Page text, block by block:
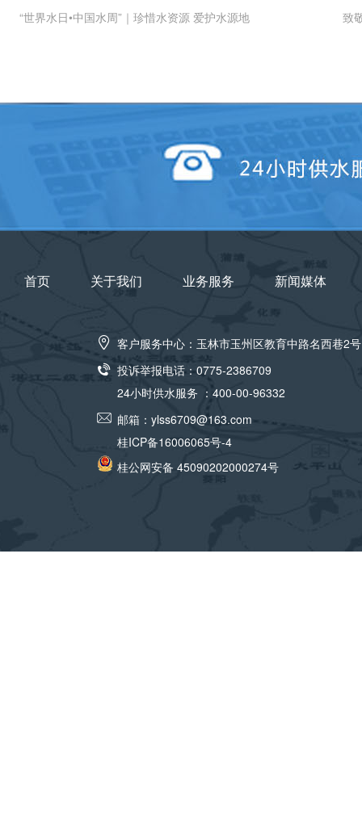
“世界水日•中国水周”｜珍惜水资源 爱护水源地 致
首页 关于我们 业务服务 新闻媒体
客户服务中心：玉林市玉州区教育中路名西巷2号
投诉举报电话：0775-2386709
24小时供水服务 ：400-00-96332
邮箱： ylss6709@163.com
桂ICP备16006065号-4
桂公网安备 45090202000274号